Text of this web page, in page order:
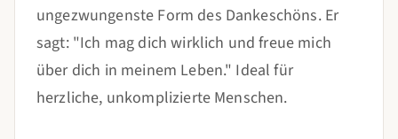
ungezwungenste Form des Dankeschöns. Er
sagt: "Ich mag dich wirklich und freue mich
über dich in meinem Leben." Ideal für
herzliche, unkomplizierte Menschen.